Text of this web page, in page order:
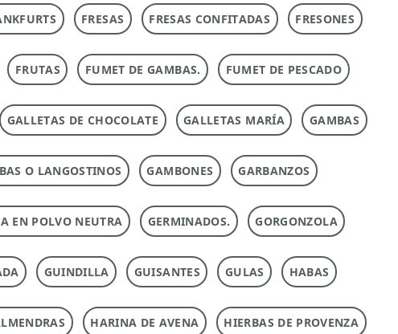
FRESAS FRESAS CONFITADAS FRESONES
FRUTAS FUMET DE GAMBAS. FUMET DE PESCADO
GALLETAS DE CHOCOLATE GALLETAS MARÍA GAMBAS
O LANGOSTINOS GAMBONES GARBANZOS
EN POLVO NEUTRA GERMINADOS. GORGONZOLA
GUINDILLA GUISANTES GULAS HABAS
HARINA DE AVENA HIERBAS DE PROVENZA